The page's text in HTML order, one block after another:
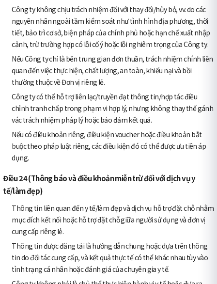
Công ty không chịu trách nhiệm đối với thay đổi/hủy bỏ, v.v. do các
nguyên nhân ngoài tầm kiểm soát như tình hình địa phương, thời
tiết, bảo trì cơ sở, biện pháp của chính phủ hoặc hạn chế xuất nhập
cảnh, trừ trường hợp có lỗi cố ý hoặc lỗi nghiêm trọng của Công ty.
Nếu Công ty chỉ là bên trung gian đơn thuần, trách nhiệm chính liên
quan đến việc thực hiện, chất lượng, an toàn, khiếu nại và bồi
thường thuộc về Đơn vị riêng lẻ.
Công ty có thể hỗ trợ liên lạc/truyền đạt thông tin/hợp tác điều
chỉnh tranh chấp trong phạm vi hợp lý, nhưng không thay thế gánh
vác trách nhiệm pháp lý hoặc bảo đảm kết quả.
Nếu có điều khoản riêng, điều kiện voucher hoặc điều khoản bắt
buộc theo pháp luật riêng, các điều kiện đó có thể được ưu tiên áp
dụng.
Điều 24 (Thông báo và điều khoản miễn trừ đối với dịch vụ y
tế/làm đẹp)
Thông tin liên quan đến y tế/làm đẹp và dịch vụ hỗ trợ đặt chỗ nhằm
mục đích kết nối hoặc hỗ trợ đặt chỗ giữa người sử dụng và đơn vị
cung cấp riêng lẻ.
Thông tin được đăng tải là hướng dẫn chung hoặc dựa trên thông
tin do đối tác cung cấp, và kết quả thực tế có thể khác nhau tùy vào
tình trạng cá nhân hoặc đánh giá của chuyên gia y tế.